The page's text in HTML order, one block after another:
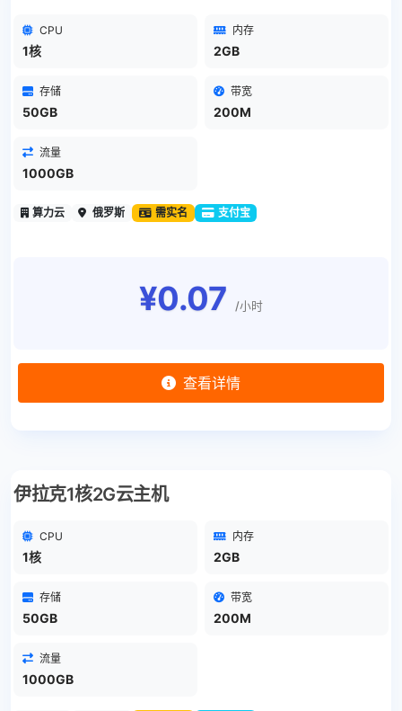
CPU
1核
内存
2GB
存储
50GB
带宽
200M
流量
1000GB
算力云 俄罗斯 需实名 支付宝
¥0.07 /小时
查看详情
伊拉克1核2G云主机
CPU
1核
内存
2GB
存储
50GB
带宽
200M
流量
1000GB